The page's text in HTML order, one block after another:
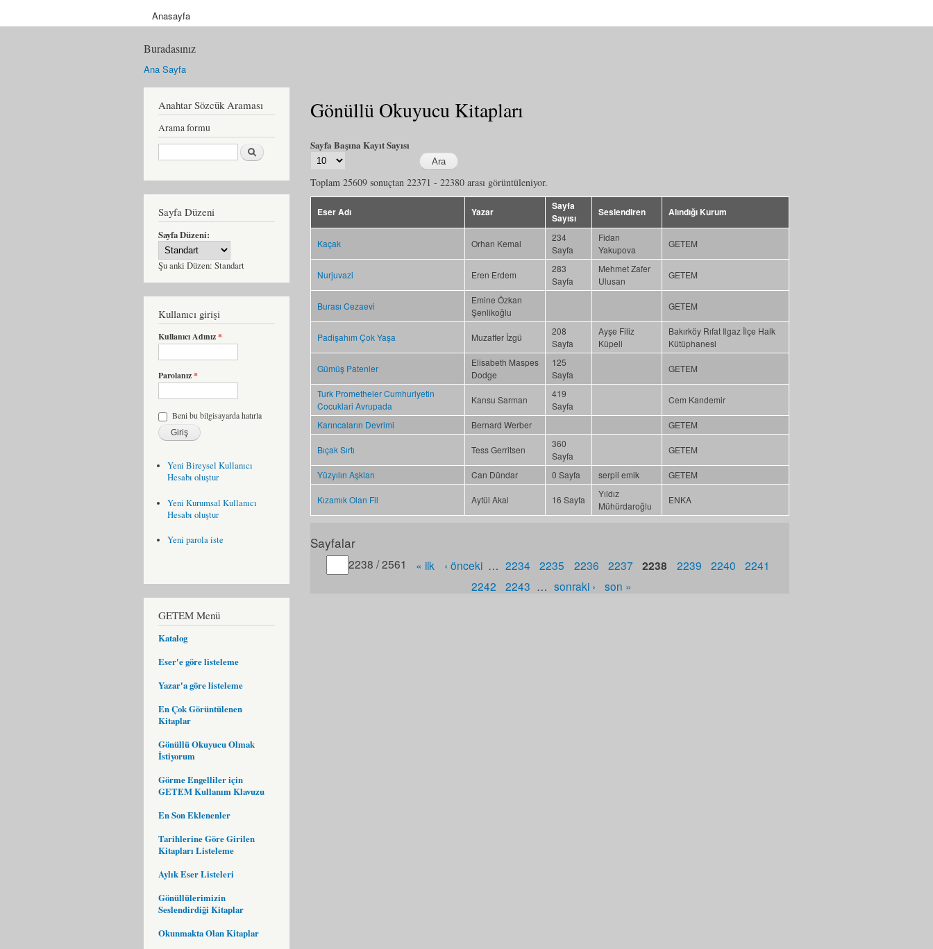
Anasayfa
Buradasınız
Ana Sayfa
Anahtar Sözcük Araması
Arama formu
Ara
Sayfa Düzeni
Sayfa Düzeni:
Şu anki Düzen: Standart
Kullanıcı girişi
Kullanıcı Adınız*
Parolanız*
Beni bu bilgisayarda hatırla
Yeni Bireysel Kullanıcı
Hesabı oluştur
Yeni Kurumsal Kullanıcı
Hesabı oluştur
Yeni parola iste
GETEM Menü
Katalog
Eser'e göre listeleme
Yazar'a göre listeleme
En Çok Görüntülenen
Kitaplar
Gönüllü Okuyucu Olmak
İstiyorum
Görme Engelliler için
GETEM Kullanım Klavuzu
En Son Eklenenler
Tarihlerine Göre Girilen
Kitapları Listeleme
Aylık Eser Listeleri
Gönüllülerimizin
Seslendirdiği Kitaplar
Okunmakta Olan Kitaplar
Gönüllü Okuyucu Kitapları
Sayfa Başına Kayıt Sayısı
Toplam 25609 sonuçtan 22371 - 22380 arası görüntüleniyor.
Eser Adı Yazar
Sayfa
Sayısı
Seslendiren Alındığı Kurum
Kaçak Orhan Kemal
234
Sayfa
Fidan
Yakupova
GETEM
Nurjuvazi Eren Erdem
283
Sayfa
Mehmet Zafer
Ulusan
GETEM
Burası Cezaevi
Emine Özkan
Şenlikoğlu
GETEM
Padişahım Çok Yaşa Muzaffer İzgü
208
Sayfa
Ayşe Filiz
Küpeli
Bakırköy Rıfat Ilgaz İlçe Halk
Kütüphanesi
Gümüş Patenler
Elisabeth Maspes
Dodge
125
Sayfa
GETEM
Turk Prometheler Cumhuriyetin
Cocuklari Avrupada
Kansu Sarman
419
Sayfa
Cem Kandemir
Karıncaların Devrimi Bernard Werber GETEM
Bıçak Sırtı Tess Gerritsen
360
Sayfa
GETEM
Yüzyılın Aşkları Can Dündar 0 Sayfa serpil emik GETEM
Kızamık Olan Fil Aytül Akal 16 Sayfa
Yıldız
Mühürdaroğlu
ENKA
Sayfalar
Gitmek istediğiniz sayfa numarasını belirtin
2238 / 2561 « ilk ‹ önceki 2234 2235 2236 2237 2238 2239 2240
2241
2242
2243 sonraki › son »